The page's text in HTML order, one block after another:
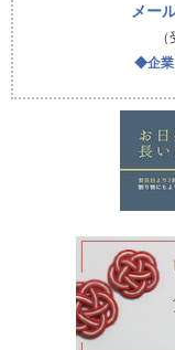
メー
◆企業